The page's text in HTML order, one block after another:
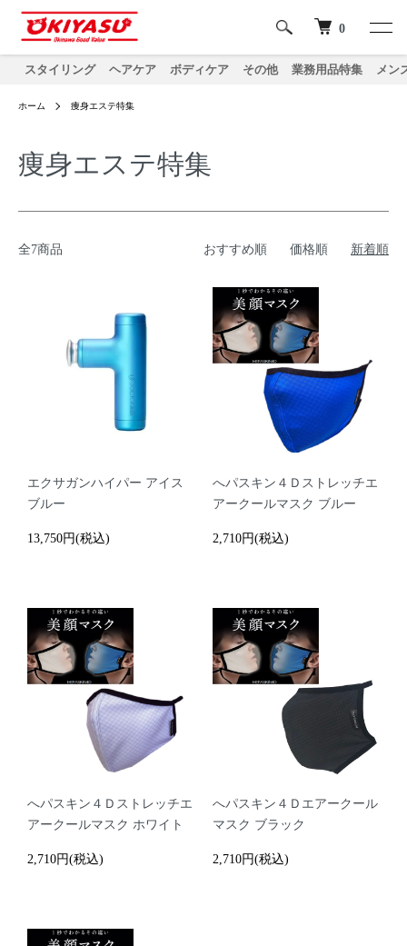
スタイリング ヘアケア ボディケア その他 業務用品特集 メン
0
ホーム 痩身エステ特集
痩身エステ特集
全7商品 おすすめ順 価格順 新着順
エクサガンハイパー アイス
ブルー
13,750円(税込)
へパスキン４Ｄストレッチエ
アークールマスク ブルー
2,710円(税込)
へパスキン４Ｄストレッチエ
アークールマスク ホワイト
2,710円(税込)
へパスキン４Ｄエアークール
マスク ブラック
2,710円(税込)